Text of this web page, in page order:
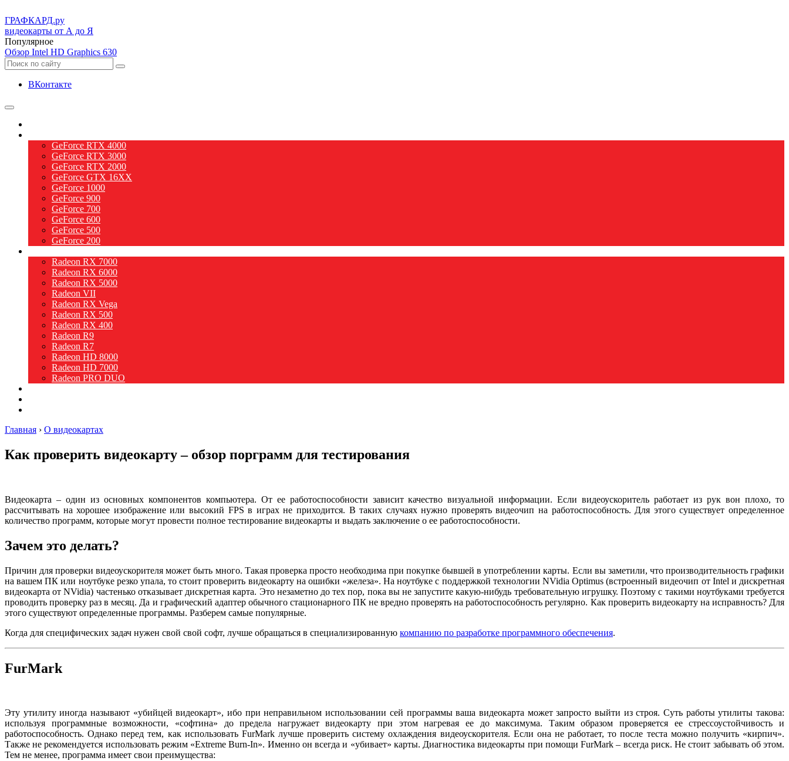
ГРАФКАРД.ру
видеокарты от А до Я
Популярное
Обзор Intel HD Graphics 630
ВКонтакте
GeForce RTX 4000
GeForce RTX 3000
GeForce RTX 2000
GeForce GTX 16XX
GeForce 1000
GeForce 900
GeForce 700
GeForce 600
GeForce 500
GeForce 200
Radeon RX 7000
Radeon RX 6000
Radeon RX 5000
Radeon VII
Radeon RX Vega
Radeon RX 500
Radeon RX 400
Radeon R9
Radeon R7
Radeon HD 8000
Radeon HD 7000
Radeon PRO DUO
Главная › О видеокартах
Как проверить видеокарту – обзор порграмм для тестирования
Видеокарта – один из основных компонентов компьютера. От ее работоспособности зависит качество визуальной информации. Если видеоускоритель работает из рук вон плохо, то
рассчитывать на хорошее изображение или высокий FPS в играх не приходится. В таких случаях нужно проверять видеочип на работоспособность. Для этого существует определенное
количество программ, которые могут провести полное тестирование видеокарты и выдать заключение о ее работоспособности.
Зачем это делать?
Причин для проверки видеоускорителя может быть много. Такая проверка просто необходима при покупке бывшей в употреблении карты. Если вы заметили, что производительность графики
на вашем ПК или ноутбуке резко упала, то стоит проверить видеокарту на ошибки «железа». На ноутбуке с поддержкой технологии NVidia Optimus (встроенный видеочип от Intel и дискретная
видеокарта от NVidia) частенько отказывает дискретная карта. Это незаметно до тех пор, пока вы не запустите какую-нибудь требовательную игрушку. Поэтому с такими ноутбуками требуется
проводить проверку раз в месяц. Да и графический адаптер обычного стационарного ПК не вредно проверять на работоспособность регулярно. Как проверить видеокарту на исправность? Для
этого существуют определенные программы. Разберем самые популярные.
Когда для специфических задач нужен свой свой софт, лучше обращаться в специализированную компанию по разработке программного обеспечения.
FurMark
Эту утилиту иногда называют «убийцей видеокарт», ибо при неправильном использовании сей программы ваша видеокарта может запросто выйти из строя. Суть работы утилиты такова:
используя программные возможности, «софтина» до предела нагружает видеокарту при этом нагревая ее до максимума. Таким образом проверяется ее стрессоустойчивость и
работоспособность. Однако перед тем, как использовать FurMark лучше проверить систему охлаждения видеоускорителя. Если она не работает, то после теста можно получить «кирпич».
Также не рекомендуется использовать режим «Extreme Burn-In». Именно он всегда и «убивает» карты. Диагностика видеокарты при помощи FurMark – всегда риск. Не стоит забывать об этом.
Тем не менее, программа имеет свои преимущества: